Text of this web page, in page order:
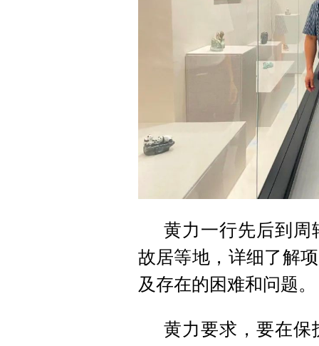
黄力一行先后到周
故居等地，详细了解
及存在的困难和问题。
黄力要求，要在保